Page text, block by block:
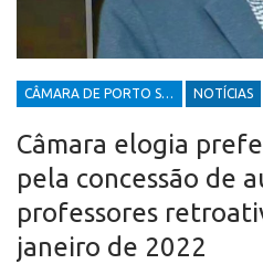
CÂMARA DE PORTO SEGURO NOTÍCIAS
Câmara elogia
pela concessão de
professores
janeiro de 2022